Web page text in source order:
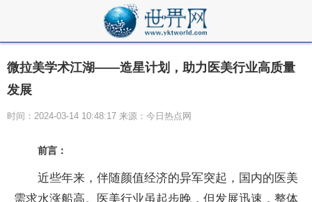
微拉美学术江湖——造星计划，助力医美行业高质量
发展
时间：2024-03-14 10:48:17 来源：今日热点网
前言：
近些年来，伴随颜值经济的异军突起，国内的医美
需求水涨船高。医美行业虽起步晚，但发展迅速，整体